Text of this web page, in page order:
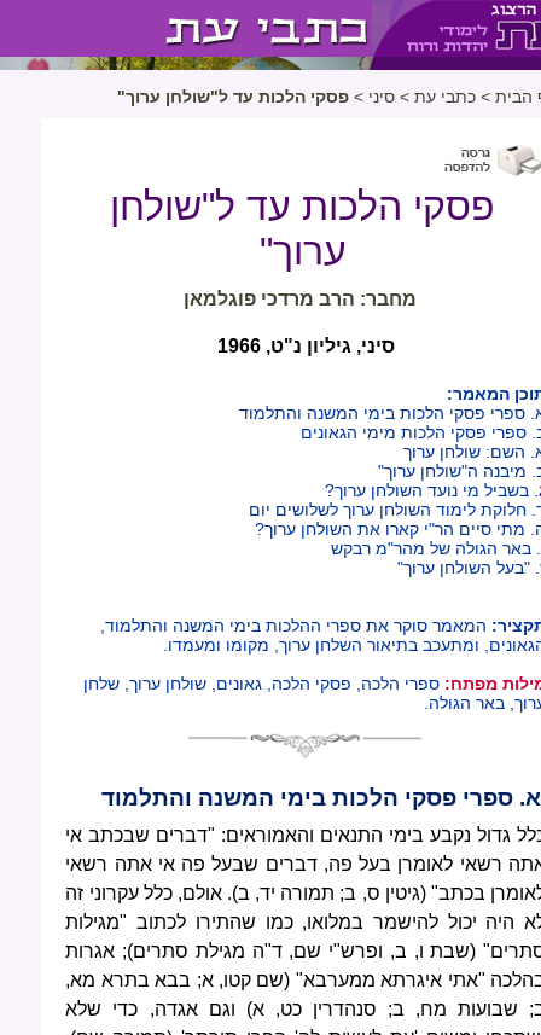
הבית > כתבי עת > סיני > פסקי הלכות עד ל"שולחן ערוך"
פסקי הלכות עד ל"שולחן
ערוך"
מחבר: הרב מרדכי פוגלמאן
סיני, גיליון נ"ט, 1966
המאמר:
ספרי פסקי הלכות בימי המשנה והתלמוד
ספרי פסקי הלכות מימי הגאונים
השם: שולחן ערוך
מיבנה ה"שולחן ערוך"
בשביל מי נועד השולחן ערוך?
חלוקת לימוד השולחן ערוך לשלושים יום
מתי סיים הר"י קארו את השולחן ערוך?
באר הגולה של מהר"מ רבקש
"בעל השולחן ערוך"
המאמר סוקר את ספרי ההלכות בימי המשנה והתלמוד,
ומתעכב בתיאור השלחן ערוך, מקומו ומעמדו.
מפתח: ספרי הלכה, פסקי הלכה, גאונים, שולחן ערוך, שלחן
באר הגולה.
א. ספרי פסקי הלכות בימי המשנה והתלמוד
גדול נקבע בימי התנאים והאמוראים: "דברים שבכתב אי
רשאי לאומרן בעל פה, דברים שבעל פה אי אתה רשאי
בכתב" (גיטין ס, ב; תמורה יד, ב). אולם, כלל עקרוני זה
היה יכול להישמר במלואו, כמו שהתירו לכתוב "מגילות
(שבת ו, ב, ופרש"י שם, ד"ה מגילת סתרים); אגרות
"אתי איגרתא ממערבא" (שם קטו, א; בבא בתרא מא,
שבועות מח, ב; סנהדרין כט, א) וגם אגדה, כדי שלא